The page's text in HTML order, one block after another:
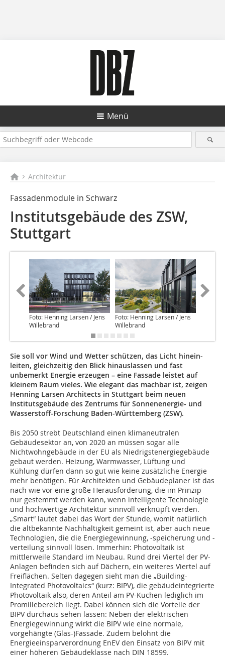
Menü
Architektur
Fassadenmodule in Schwarz
Institutsgebäude des ZSW,
Stuttgart
Foto: Henning Larsen / Jens
Willebrand
Foto: Henning Larsen / Jens
Willebrand
Sie soll vor Wind und Wetter schützen, das Licht hinein­
leiten, gleichzeitig den Blick hinauslassen und fast
unbemerkt Energie erzeugen – eine Fassade leistet auf
kleinem Raum vieles. Wie elegant das machbar ist, zeigen
Henning Larsen Architects in Stuttgart beim neuen
Institutsgebäude des Zentrums für Sonnenenergie- und
Wasserstoff-Forschung Baden-Württemberg (ZSW).
Bis 2050 strebt Deutschland einen klimaneutralen
Gebäudesektor an, von 2020 an müssen sogar alle
Nichtwohngebäude in der EU als Niedrigstenergiegebäude
gebaut werden. Heizung, Warmwasser, Lüftung und
Kühlung dürfen dann so gut wie keine zusätzliche Energie
mehr benötigen. Für Architekten und Gebäudeplaner ist das
nach wie vor eine große Herausforderung, die im Prinzip
nur gestemmt werden kann, wenn intelligente Technologie
und hochwertige Architektur sinnvoll verknüpft werden.
„Smart“ lautet dabei das Wort der Stunde, womit natürlich
die altbekannte Nachhaltigkeit gemeint ist, aber auch neue
Technologien, die die Energiegewinnung, -speicherung und -
verteilung sinnvoll lösen. Immerhin: Photovoltaik ist
mittlerweile Standard im Neubau. Rund drei Viertel der PV-
Anlagen befinden sich auf Dächern, ein weiteres Viertel auf
Freiflächen. Selten dagegen sieht man die „Building-
Integrated Photovoltaics“ (kurz: BIPV), die gebäudeintegrierte
Photovoltaik also, deren Anteil am PV-Kuchen lediglich im
Promillebereich liegt. Dabei können sich die Vorteile der
BIPV durchaus sehen lassen: Neben der elektrischen
Energiegewinnung wirkt die BIPV wie eine normale,
vorgehängte (Glas-)Fassade. Zudem belohnt die
Energieeinsparverordnung EnEV den Einsatz von BIPV mit
einer höheren Gebäudeklasse nach DIN 18599.